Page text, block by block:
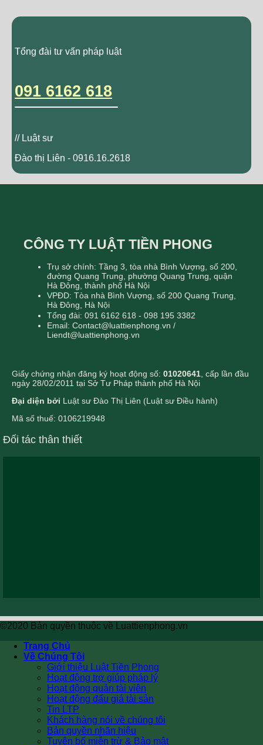
Tổng đài tư vấn pháp luật
091 6162 618
// Luật sư
Đào thị Liên - 0916.16.2618
CÔNG TY LUẬT TIỀN PHONG
Trụ sở chính: Tầng 3, tòa nhà Bình Vượng, số 200,
đường Quang Trung, phường Quang Trung, quận
Hà Đông, thành phố Hà Nội
VPĐD: Tòa nhà Bình Vượng, số 200 Quang Trung,
Hà Đông, Hà Nội
Tổng đài: 091 6162 618 - 098 195 3382
Email: Contact@luattienphong.vn /
Liendt@luattienphong.vn
Giấy chứng nhận đăng ký hoạt động số: 01020641 , cấp lần đầu
ngày 28/02/2011 tại Sở Tư Pháp thành phố Hà Nội
Đại diện bởi Luật sư Đào Thị Liên (Luật sư Điều hành)
Mã số thuế: 0106219948
Đối tác thân thiết
©2020 Bản quyền thuộc về Luattienphong.vn
Trang Chủ
Về Chúng Tôi
Giới thiệu Luật Tiền Phong
Hoạt động trợ giúp pháp lý
Hoạt động quản tài viên
Hoạt động đấu giá tài sản
Tin LTP
Khách hàng nói về chúng tôi
Bản quyền nhãn hiệu
Tuyên bố miễn trừ & Bảo mật